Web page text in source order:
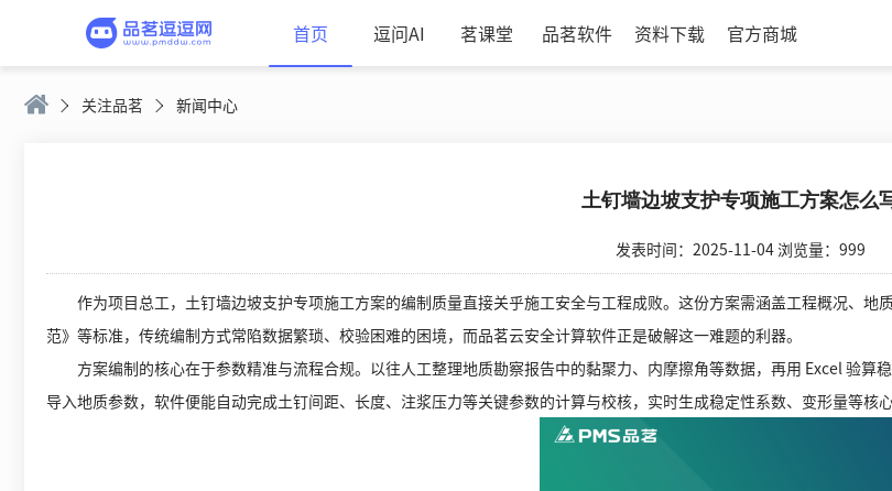
首页 逗问AI 茗课堂 品茗软件 资料下载 官方商城
关注品茗 新闻中心
土钉墙边坡支护专项施工方案怎么
发表时间：2025-11-04 浏览量：999
作为项目总工，土钉墙边坡支护专项施工方案的编制质量直接关乎施工安全与工程成败。这份方案需涵盖工程概况、地
范》等标准，传统编制方式常陷数据繁琐、校验困难的困境，而品茗云安全计算软件正是破解这一难题的利器。
方案编制的核心在于参数精准与流程合规。以往人工整理地质勘察报告中的黏聚力、内摩擦角等数据，再用 Excel 验算
导入地质参数，软件便能自动完成土钉间距、长度、注浆压力等关键参数的计算与校核，实时生成稳定性系数、变形量等核